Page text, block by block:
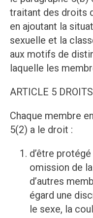
traitant des droits
en ajoutant la
sexuelle et la
aux motifs de
laquelle les
ARTICLE 5
Chaque membre
5(2) a le droit :
d’être
omission de
d’autres
égard une
le sexe, la